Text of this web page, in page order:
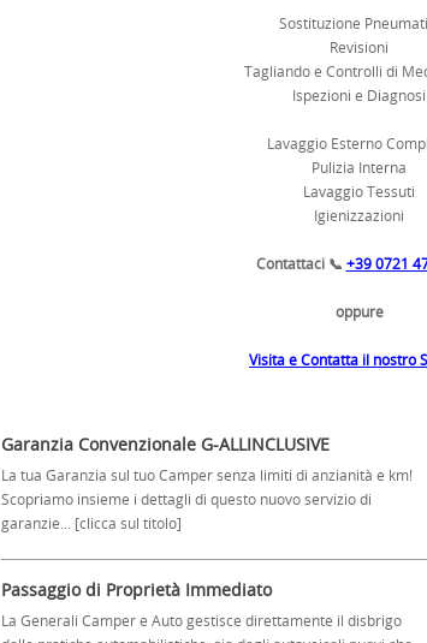
Sostituzione
Revisioni
Tagliando e Controlli di
Ispezioni e Diagnosi
Lavaggio Esterno
Pulizia Interna
Lavaggio Tessuti
Igienizzazioni
Contattaci 📞 +39 0721
oppure
Visita e Contatta il nostro
Garanzia Convenzionale G-ALLINCLUSIVE
La tua Garanzia sul tuo Camper senza limiti di anzianità e km!
Scopriamo insieme i dettagli di questo nuovo servizio di
garanzie... [clicca sul titolo]
Passaggio di Proprietà Immediato
La Generali Camper e Auto gestisce direttamente il disbrigo